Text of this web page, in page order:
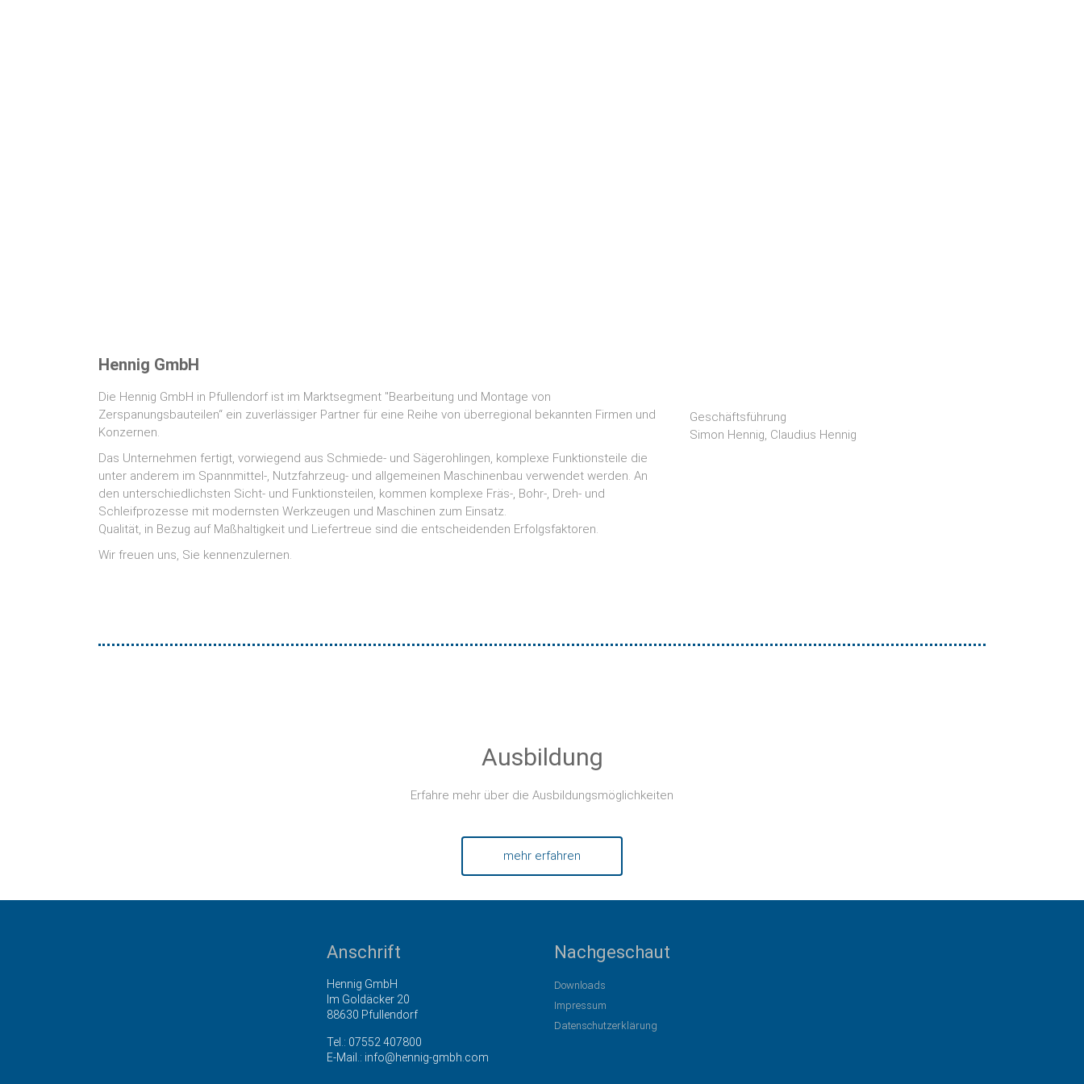
Hennig GmbH
Die Hennig GmbH in Pfullendorf ist im Marktsegment "Bearbeitung und Montage von
Zerspanungsbauteilen“ ein zuverlässiger Partner für eine Reihe von überregional bekannten Firmen und
Konzernen.
Das Unternehmen fertigt, vorwiegend aus Schmiede- und Sägerohlingen, komplexe Funktionsteile die
unter anderem im Spannmittel-, Nutzfahrzeug- und allgemeinen Maschinenbau verwendet werden. An
den unterschiedlichsten Sicht- und Funktionsteilen, kommen komplexe Fräs-, Bohr-, Dreh- und
Schleifprozesse mit modernsten Werkzeugen und Maschinen zum Einsatz.
Qualität, in Bezug auf Maßhaltigkeit und Liefertreue sind die entscheidenden Erfolgsfaktoren.
Wir freuen uns, Sie kennenzulernen.
Geschäftsführung
Simon Hennig, Claudius Hennig
Ausbildung
Erfahre mehr über die Ausbildungsmöglichkeiten
mehr erfahren
Anschrift
Hennig GmbH
Im Goldäcker 20
88630 Pfullendorf
Tel.: 07552 407800
E-Mail.: info@hennig-gmbh.com
Nachgeschaut
Downloads
Impressum
Datenschutzerklärung